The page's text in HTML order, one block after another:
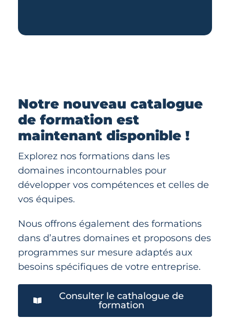
Notre nouveau catalogue
de formation est
maintenant disponible !
Explorez nos formations dans les
domaines incontournables pour
développer vos compétences et celles de
vos équipes.
Nous offrons également des formations
dans d’autres domaines et proposons des
programmes sur mesure adaptés aux
besoins spécifiques de votre entreprise.
Consulter le cathalogue de
formation